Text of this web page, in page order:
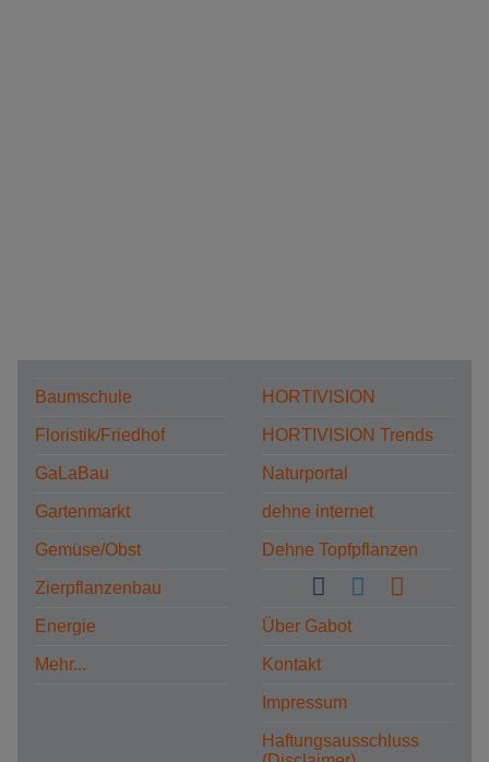
Baumschule
Floristik/Friedhof
GaLaBau
Gartenmarkt
Gemüse/Obst
Zierpflanzenbau
Energie
Mehr...
HORTIVISION
HORTIVISION Trends
Naturportal
dehne internet
Dehne Topfpflanzen
Über Gabot
Kontakt
Impressum
Haftungsausschluss